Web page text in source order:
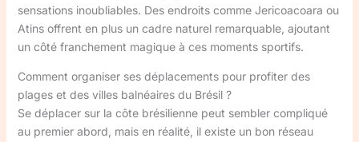
sensations inoubliables. Des endroits comme Jericoacoara ou
Atins offrent en plus un cadre naturel remarquable, ajoutant
un côté franchement magique à ces moments sportifs.
Comment organiser ses déplacements pour profiter des
plages et des villes balnéaires du Brésil ?
Se déplacer sur la côte brésilienne peut sembler compliqué
au premier abord, mais en réalité, il existe un bon réseau